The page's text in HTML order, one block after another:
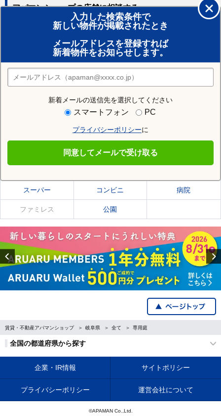
入力した検索条件で
新しい物件が掲載されたとき
メールアドレスを登録すれば
新着物件をお知らせします。
新着メールの送信先を選択してください
スマートフォン PC
プライバシーポリシーに
同意してメールで受け取る
アパマンショップの店舗に相談する
賃貸のプロがお部屋探し！
おまかせ物件リクエスト
住みたい街の店舗を探す
店舗検索
住む街研究所で加茂郡八百津町の情報を見る
加茂郡八百津町の施設一覧
スーパー コンビニ 病院
ファミレス 公園
Previous
賃貸・不動産アパマンショップ 岐阜県 全て 専用庭
全国の都道府県から探す
企業・IR情報 サイトポリシー
プライバシーポリシー 運営会社について
©APAMAN Co.,Ltd.